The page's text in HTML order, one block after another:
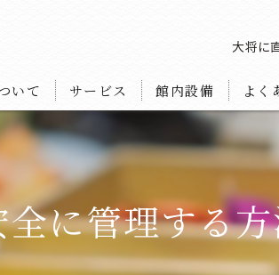
大将に
いて サービス 館内設備 よく
に管理する